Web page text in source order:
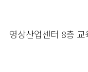
영상산업센터 8층